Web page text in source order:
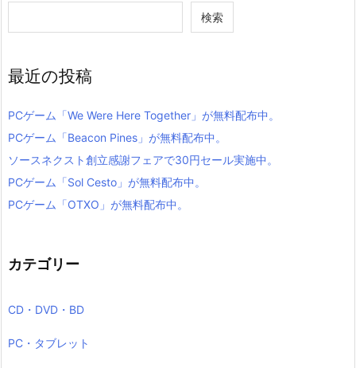
検索
最近の投稿
PCゲーム「We Were Here Together」が無料配布中。
PCゲーム「Beacon Pines」が無料配布中。
ソースネクスト創立感謝フェアで30円セール実施中。
PCゲーム「Sol Cesto」が無料配布中。
PCゲーム「OTXO」が無料配布中。
カテゴリー
CD・DVD・BD
PC・タブレット